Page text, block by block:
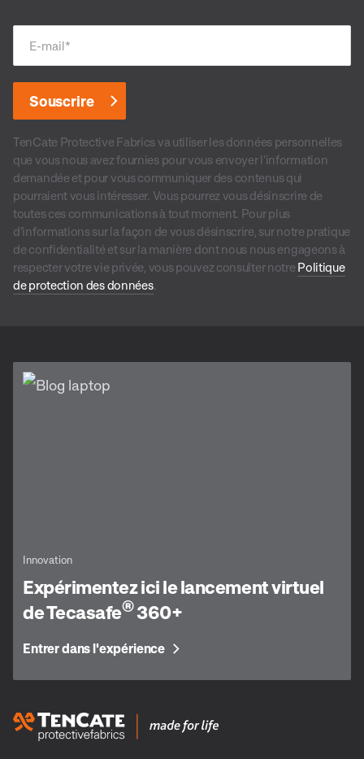
E-mail*
TenCate Protective Fabrics va utiliser les données personnelles
que vous nous avez fournies pour vous envoyer l’information
demandée et pour vous communiquer des contenus qui
pourraient vous intéresser. Vous pourrez vous désinscrire de
toutes ces communications à tout moment. Pour plus
d’informations sur la façon de vous désinscrire, sur notre pratique
de confidentialité et sur la manière dont nous nous engageons à
respecter votre vie privée, vous pouvez consulter notre Politique
de protection des données.
Innovation
Expérimentez ici le lancement virtuel
de Tecasafe®360+
Entrer dans l'expérience